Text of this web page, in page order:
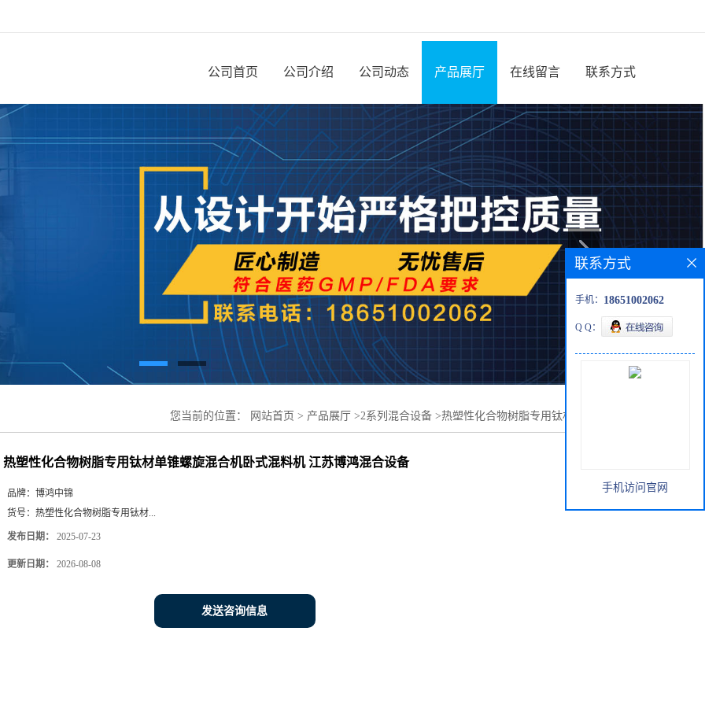
公司首页 公司介绍 公司动态 产品展厅 在线留言 联系方式
您当前的位置： 网站首页 > 产品展厅 >2系列混合设备 >热塑性化合物树脂专用钛材单锥螺旋混合
热塑性化合物树脂专用钛材单锥螺旋混合机卧式混料机 江苏博鸿混合设备
品牌： 博鸿中锦
货号： 热塑性化合物树脂专用钛材...
发布日期： 2025-07-23
更新日期： 2026-08-08
发送咨询信息
联系方式
手机： 18651002062
Q Q：
手机访问官网